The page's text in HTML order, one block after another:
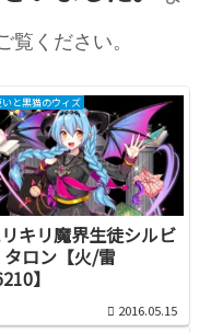
ください。
と黒猫のウィズ
キリ魔界生徒シルビ
タロン【火/雷
】
2016.05.15